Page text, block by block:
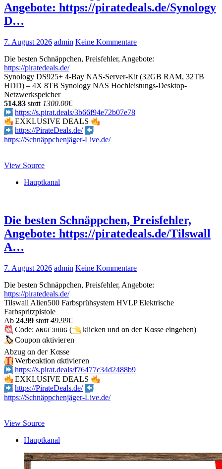
Angebote: https://piratedeals.de/Synology
D…
7. August 2026 admin Keine Kommentare
Die besten Schnäppchen, Preisfehler, Angebote:
https://piratedeals.de/
Synology DS925+ 4-Bay NAS-Server-Kit (32GB RAM, 32TB
HDD) – 4X 8TB Synology NAS Hochleistungs-Desktop-
Netzwerkspeicher
514.83 stαtt 1300.00€
https://s.pirat.deals/3b66f94e72b07e78
EXKLUSIVE DEALS
https://PirateDeals.de/
https://Schnäppchenjäger-Live.de/
View Source
Hauptkanal
Die besten Schnäppchen, Preisfehler,
Angebote: https://piratedeals.de/Tilswall
A…
7. August 2026 admin Keine Kommentare
Die besten Schnäppchen, Preisfehler, Angebote:
https://piratedeals.de/
Tilswall Alien500 Farbsprühsystem HVLP Elektrische
Farbspritzpistole
Аb 24.99 stαtt 49.99€
Code:ANGF3HBG (
klicken und αn dег Kαssе еingеbеn)
🏷Сοuрοn αktiviегеn
Аbzug αn dег Kαssе
Werbeαktion αktiviегеn
https://s.pirat.deals/f76477c34d2488b9
EXKLUSIVE DEALS
https://PirateDeals.de/
https://Schnäppchenjäger-Live.de/
View Source
Hauptkanal